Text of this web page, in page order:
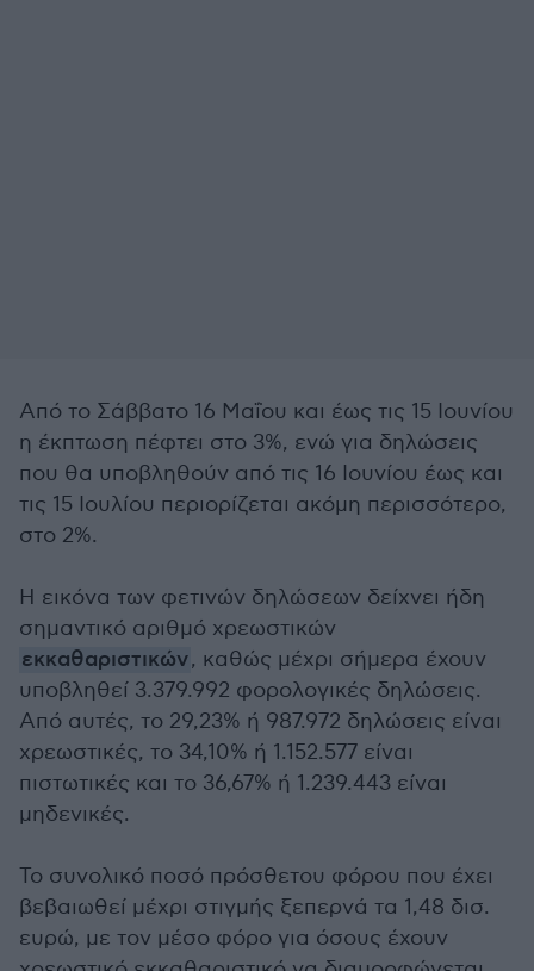
Από το Σάββατο 16 Μαΐου και έως τις 15 Ιουνίου
η έκπτωση πέφτει στο 3%, ενώ για δηλώσεις
που θα υποβληθούν από τις 16 Ιουνίου έως και
τις 15 Ιουλίου περιορίζεται ακόμη περισσότερο,
στο 2%.
Η εικόνα των φετινών δηλώσεων δείχνει ήδη
σημαντικό αριθμό χρεωστικών
εκκαθαριστικών, καθώς μέχρι σήμερα έχουν
υποβληθεί 3.379.992 φορολογικές δηλώσεις.
Από αυτές, το 29,23% ή 987.972 δηλώσεις είναι
χρεωστικές, το 34,10% ή 1.152.577 είναι
πιστωτικές και το 36,67% ή 1.239.443 είναι
μηδενικές.
Το συνολικό ποσό πρόσθετου φόρου που έχει
βεβαιωθεί μέχρι στιγμής ξεπερνά τα 1,48 δισ.
ευρώ, με τον μέσο φόρο για όσους έχουν